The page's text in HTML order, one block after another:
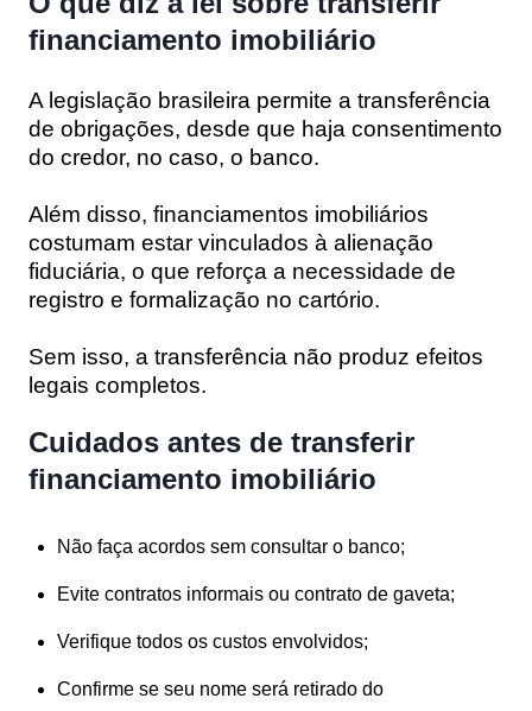
financiamento imobiliário
A legislação brasileira permite a transferência
de obrigações, desde que haja consentimento
do credor, no caso, o banco.
Além disso, financiamentos imobiliários
costumam estar vinculados à alienação
fiduciária, o que reforça a necessidade de
registro e formalização no cartório.
Sem isso, a transferência não produz efeitos
legais completos.
Cuidados antes de transferir
financiamento imobiliário
Não faça acordos sem consultar o banco;
Evite contratos informais ou contrato de gaveta;
Verifique todos os custos envolvidos;
Confirme se seu nome será retirado do